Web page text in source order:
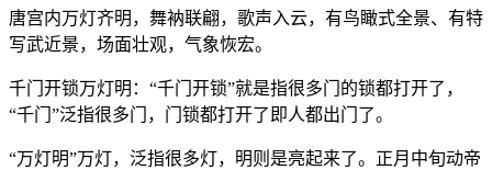
唐宫内万灯齐明，舞衲联翩，歌声入云，有鸟瞰式全景、有特
写武近景，场面壮观，气象恢宏。
千门开锁万灯明：“千门开锁”就是指很多门的锁都打开了，
“千门”泛指很多门，门锁都打开了即人都出门了。
“万灯明”万灯，泛指很多灯，明则是亮起来了。正月中旬动帝